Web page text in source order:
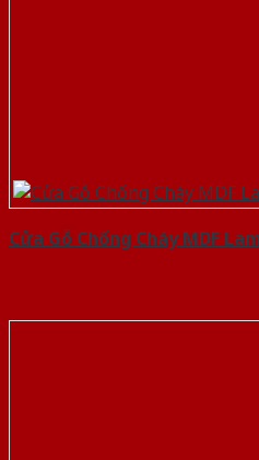
Cửa Gỗ Chống Cháy MDF